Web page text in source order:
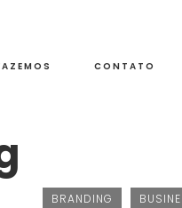
CONTATO
BRANDING